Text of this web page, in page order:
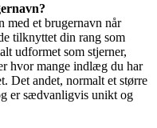
med et brugernavn når
tilknyttet din rang som
udformet som stjerner,
hvor mange indlæg du har
Det andet, normalt et større
er sædvanligvis unikt og